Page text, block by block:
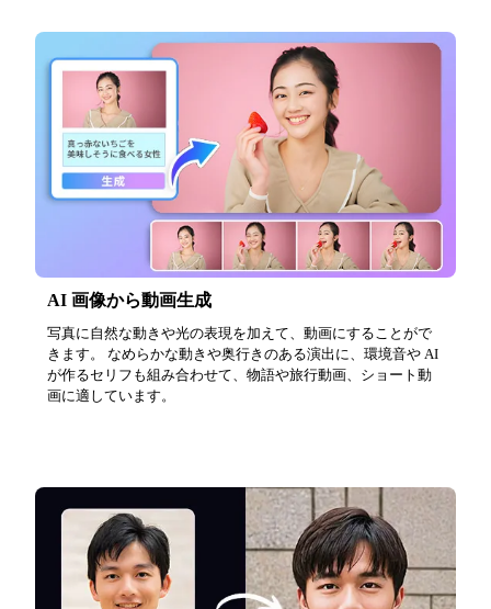
AI 画像から動画生成
写真に自然な動きや光の表現を加えて、動画にすることがで
きます。 なめらかな動きや奥行きのある演出に、環境音や AI
が作るセリフも組み合わせて、物語や旅行動画、ショート動
画に適しています。